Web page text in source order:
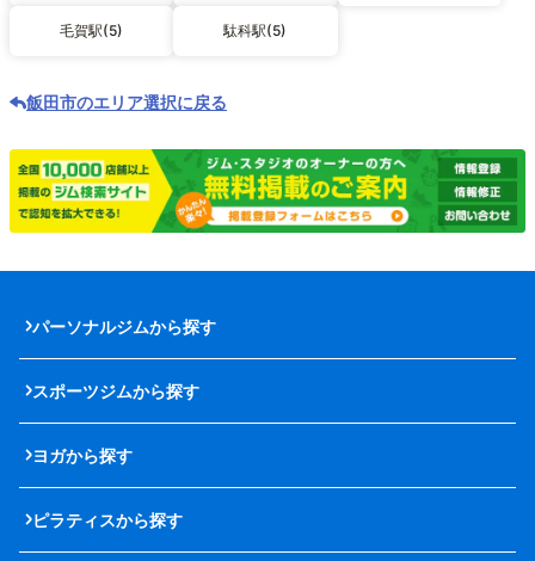
毛賀駅(5) 駄科駅(5)
飯田市のエリア選択に戻る
パーソナルジムから探す
スポーツジムから探す
ヨガから探す
ピラティスから探す